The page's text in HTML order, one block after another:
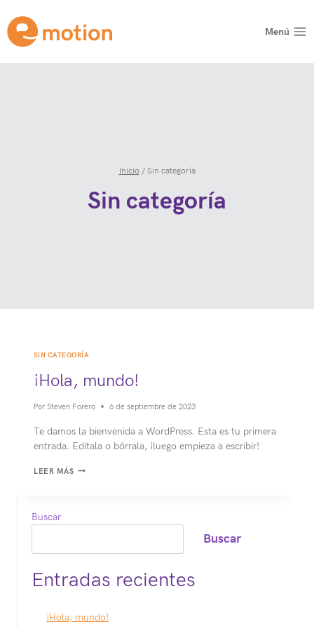
contenido
Menú
Inicio / Sin categoría
Sin categoría
SIN CATEGORÍA
¡Hola, mundo!
Por Steven Forero 6 de septiembre de 2023
Te damos la bienvenida a WordPress. Esta es tu primera
entrada. Edítala o bórrala, ¡luego empieza a escribir!
LEER MÁS¡HOLA,
Buscar
Buscar
Entradas recientes
¡Hola, mundo!